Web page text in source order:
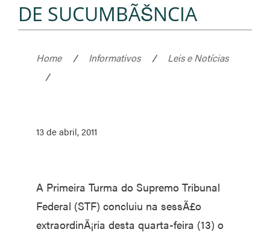
DE SUCUMBÃŠNCIA
Home / Informativos /
Leis e Notícias
/
13 de abril, 2011
A Primeira Turma do Supremo Tribunal
Federal (STF) concluiu na sessÃ£o
extraordinÃ¡ria desta quarta-feira (13) o